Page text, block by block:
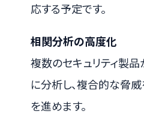
応する予定です。
相関分析の高度化
複数のセキュリティ製
に分析し、複合的な脅
を進めます。